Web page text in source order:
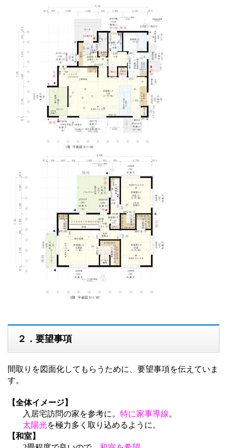
２．要望事項
間取りを図面化してもらうために、要望事項を伝えていま
す。
【全体イメージ】
入居宅訪問の家を参考に。 特に家事導線。
太陽光を極力多く取り込めるように。
【和室】